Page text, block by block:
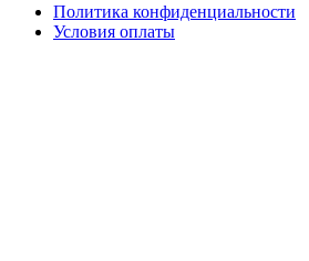
Политика конфиденциальности
Условия оплаты